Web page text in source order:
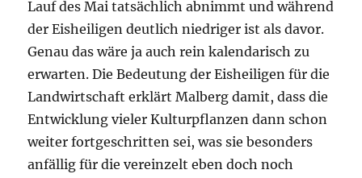
Lauf des Mai tatsächlich abnimmt und während
der Eisheiligen deutlich niedriger ist als davor.
Genau das wäre ja auch rein kalendarisch zu
erwarten. Die Bedeutung der Eisheiligen für die
Landwirtschaft erklärt Malberg damit, dass die
Entwicklung vieler Kulturpflanzen dann schon
weiter fortgeschritten sei, was sie besonders
anfällig für die vereinzelt eben doch noch